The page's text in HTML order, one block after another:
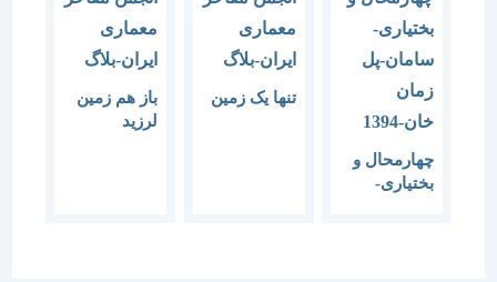
چهارمحال و
بختیاری-
تنها یک زمین
باز هم زمین